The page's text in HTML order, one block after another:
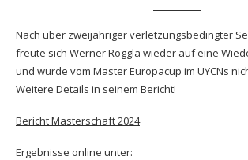
Nach über zweijähriger verletzungsbedingter
freute sich Werner Röggla wieder auf eine
und wurde vom Master Europacup im UYCNs
Weitere Details in seinem Bericht!
Bericht Masterschaft 2024
Ergebnisse online unter: